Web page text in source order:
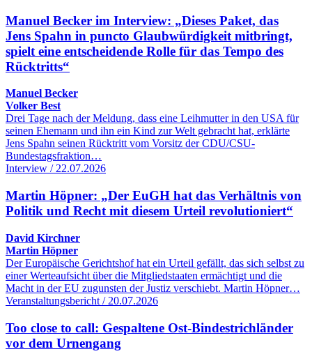
Manuel Becker im Interview: „Dieses Paket, das
Jens Spahn in puncto Glaubwürdigkeit mitbringt,
spielt eine entscheidende Rolle für das Tempo des
Rücktritts“
Manuel Becker
Volker Best
Drei Tage nach der Meldung, dass eine Leihmutter in den USA für
seinen Ehemann und ihn ein Kind zur Welt gebracht hat, erklärte
Jens Spahn seinen Rücktritt vom Vorsitz der CDU/CSU-
Bundestagsfraktion…
Interview / 22.07.2026
Martin Höpner: „Der EuGH hat das Verhältnis von
Politik und Recht mit diesem Urteil revolutioniert“
David Kirchner
Martin Höpner
Der Europäische Gerichtshof hat ein Urteil gefällt, das sich selbst zu
einer Werteaufsicht über die Mitgliedstaaten ermächtigt und die
Macht in der EU zugunsten der Justiz verschiebt. Martin Höpner…
Veranstaltungsbericht / 20.07.2026
Too close to call: Gespaltene Ost-Bindestrichländer
vor dem Urnengang